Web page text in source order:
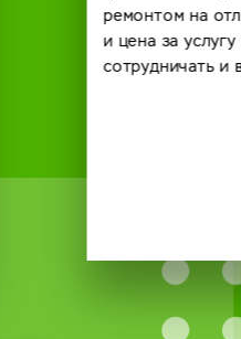
быстро получилось
Будем
компанией. спасибо.